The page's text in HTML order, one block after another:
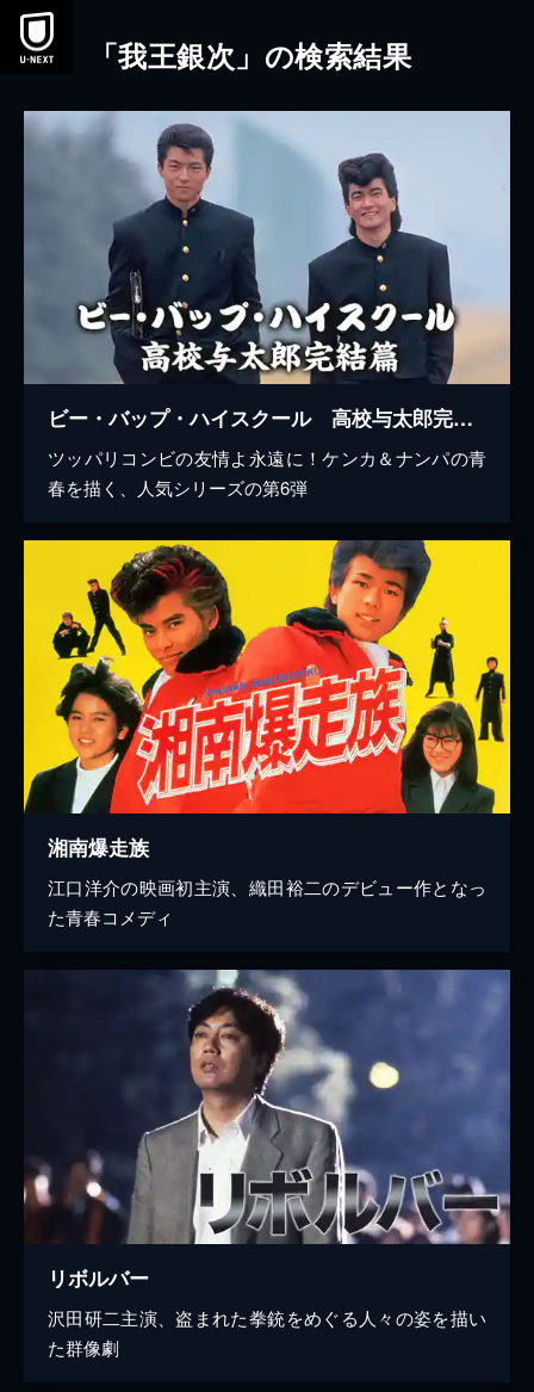
本文へスキップ
「我王銀次」の検索結果
ビー・バップ・ハイスクール 高校与太郎完結篇
ツッパリコンビの友情よ永遠に！ケンカ＆ナンパの青
春を描く、人気シリーズの第6弾
湘南爆走族
江口洋介の映画初主演、織田裕二のデビュー作となっ
た青春コメディ
リボルバー
沢田研二主演、盗まれた拳銃をめぐる人々の姿を描い
た群像劇